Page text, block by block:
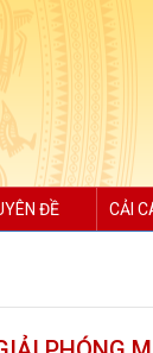
ĐỀ CẢI